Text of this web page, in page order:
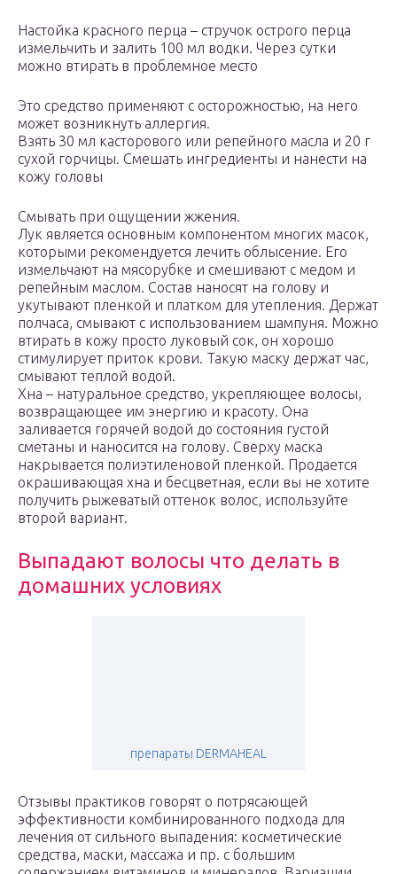
Настойка красного перца – стручок острого перца
измельчить и залить 100 мл водки. Через сутки
можно втирать в проблемное место
Это средство применяют с осторожностью, на него
может возникнуть аллергия.
Взять 30 мл касторового или репейного масла и 20 г
сухой горчицы. Смешать ингредиенты и нанести на
кожу головы
Смывать при ощущении жжения.
Лук является основным компонентом многих масок,
которыми рекомендуется лечить облысение. Его
измельчают на мясорубке и смешивают с медом и
репейным маслом. Состав наносят на голову и
укутывают пленкой и платком для утепления. Держат
полчаса, смывают с использованием шампуня. Можно
втирать в кожу просто луковый сок, он хорошо
стимулирует приток крови. Такую маску держат час,
смывают теплой водой.
Хна – натуральное средство, укрепляющее волосы,
возвращающее им энергию и красоту. Она
заливается горячей водой до состояния густой
сметаны и наносится на голову. Сверху маска
накрывается полиэтиленовой пленкой. Продается
окрашивающая хна и бесцветная, если вы не хотите
получить рыжеватый оттенок волос, используйте
второй вариант.
Выпадают волосы что делать в
домашних условиях
препараты DERMAHEAL
Отзывы практиков говорят о потрясающей
эффективности комбинированного подхода для
лечения от сильного выпадения: косметические
средства, маски, массажа и пр. с большим